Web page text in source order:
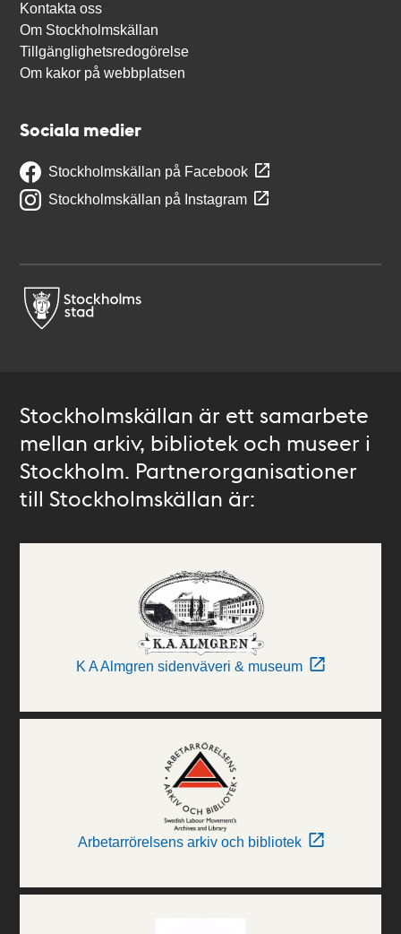
Kontakta oss
Om Stockholmskällan
Tillgänglighetsredogörelse
Om kakor på webbplatsen
Sociala medier
Stockholmskällan på Facebook
Stockholmskällan på Instagram
Stockholmskällan är ett samarbete
mellan arkiv, bibliotek och museer i
Stockholm. Partnerorganisationer
till Stockholmskällan är:
K A Almgren sidenväveri & museum
Arbetarrörelsens arkiv och bibliotek